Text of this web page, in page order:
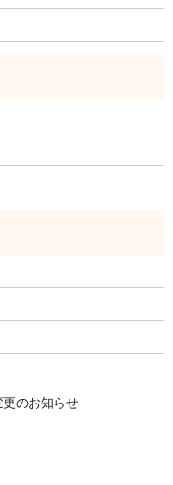
更のお知らせ